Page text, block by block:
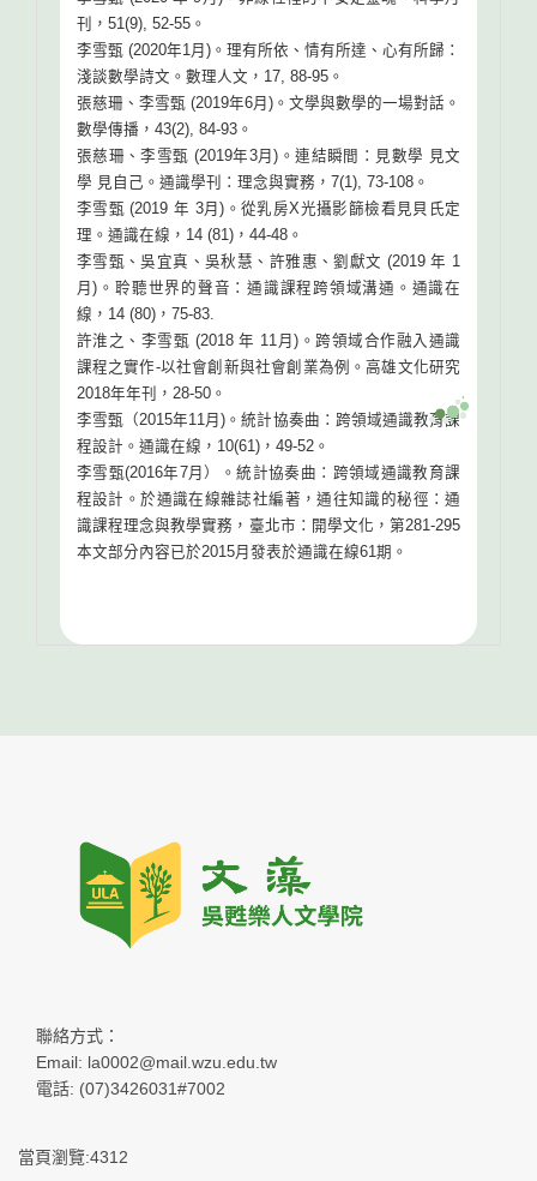
刊，51(9), 52-55。
李雪甄 (2020年1月)。理有所依、情有所達、心有所歸：
淺談數學詩文。數理人文，17, 88-95。
張慈珊、李雪甄 (2019年6月)。文學與數學的一場對話。
數學傳播，43(2), 84-93。
張慈珊、李雪甄 (2019年3月)。連結瞬間：見數學 見文
學 見自己。通識學刊：理念與實務，7(1), 73-108。
李雪甄 (2019 年 3月)。從乳房X光攝影篩檢看見貝氏定
理。通識在線，14 (81)，44-48。
李雪甄、吳宜真、吳秋慧、許雅惠、劉獻文 (2019 年 1
月)。聆聽世界的聲音：通識課程跨領域溝通。通識在
線，14 (80)，75-83.
許淮之、李雪甄 (2018 年 11月)。跨領域合作融入通識
課程之實作-以社會創新與社會創業為例。高雄文化研究
2018年年刊，28-50。
李雪甄（2015年11月)。統計協奏曲：跨領域通識教育課
程設計。通識在線，10(61)，49-52。
李雪甄(2016年7月）。統計協奏曲：跨領域通識教育課
程設計。於通識在線雜誌社編著，通往知識的秘徑：通
識課程理念與教學實務，臺北市：開學文化，第281-295
本文部分內容已於2015月發表於通識在線61期。
聯絡方式：
Email: la0002@mail.wzu.edu.tw
電話: (07)3426031#7002
當頁瀏覽:4312